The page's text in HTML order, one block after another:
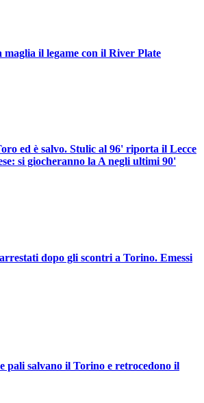
maglia il legame con il River Plate
ed è salvo. Stulic al 96' riporta il Lecce
si giocheranno la A negli ultimi 90'
dopo gli scontri a Torino. Emessi
pali salvano il Torino e retrocedono il